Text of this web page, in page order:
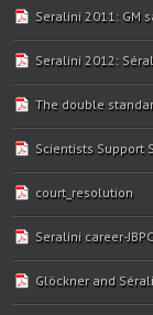
Seralini 2011: GM
Seralini 2012:
The double
Scientists Support
court_resolution
Seralini career-
Glöckner and